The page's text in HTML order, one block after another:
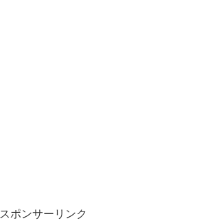
スポンサーリンク